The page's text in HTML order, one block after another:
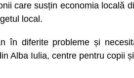
care susțin economia locală
local.
în diferite probleme și
Alba Iulia, centre pentru copii